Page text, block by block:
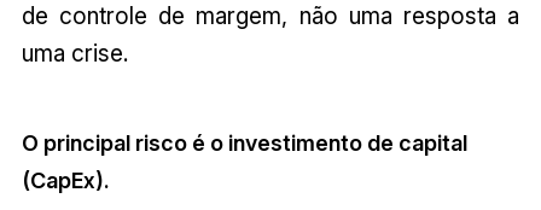
de controle de margem, não uma resposta a
uma crise.
O principal risco é o investimento de capital
(CapEx).